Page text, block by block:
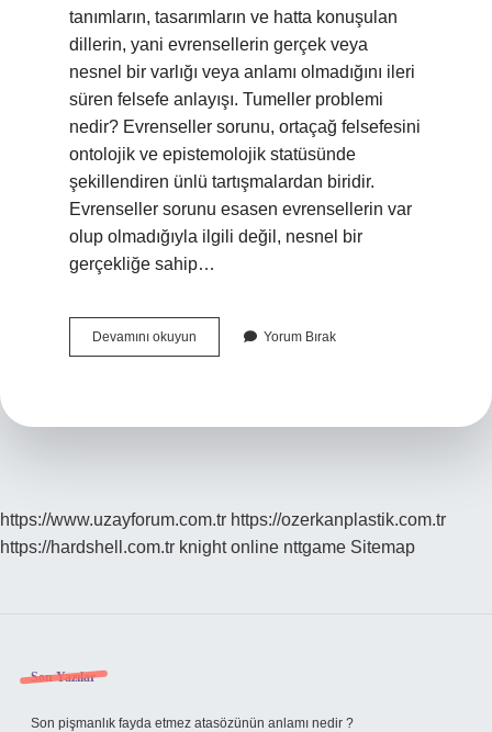
tanımların, tasarımların ve hatta konuşulan
dillerin, yani evrensellerin gerçek veya
nesnel bir varlığı veya anlamı olmadığını ileri
süren felsefe anlayışı. Tumeller problemi
nedir? Evrenseller sorunu, ortaçağ felsefesini
ontolojik ve epistemolojik statüsünde
şekillendiren ünlü tartışmalardan biridir.
Evrenseller sorunu esasen evrensellerin var
olup olmadığıyla ilgili değil, nesnel bir
gerçekliğe sahip…
Devamını okuyun Tümeller
Problemi
Yorum Bırak
https://www.uzayforum.com.tr https://ozerkanplastik.com.tr
https://hardshell.com.tr knight online nttgame Sitemap
Sidebar
Son Yazılar
Son pişmanlık fayda etmez atasözünün anlamı nedir ?